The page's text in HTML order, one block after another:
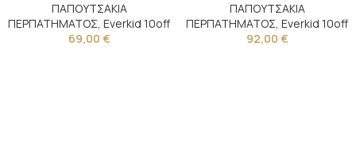
ΠΑΠΟΥΤΣΑΚΙΑ
ΠΕΡΠΑΤΗΜΑΤΟΣ, Everkid 10off
69,00 €
ΠΑΠΟΥΤΣΑΚΙΑ
ΠΕΡΠΑΤΗΜΑΤΟΣ, Everkid 10off
92,00 €